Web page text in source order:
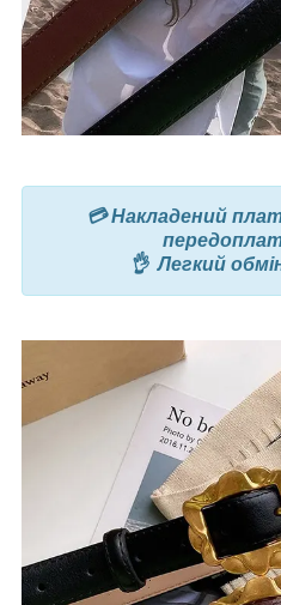
💳 Накладений
👌 Легкий